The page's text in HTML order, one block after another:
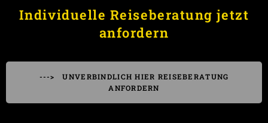
Individuelle Reiseberatung jetzt
anfordern
---> UNVERBINDLICH HIER REISEBERATUNG
ANFORDERN